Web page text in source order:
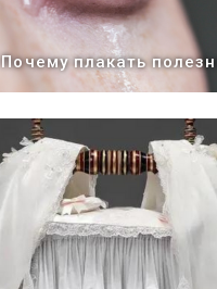
Почему плакать